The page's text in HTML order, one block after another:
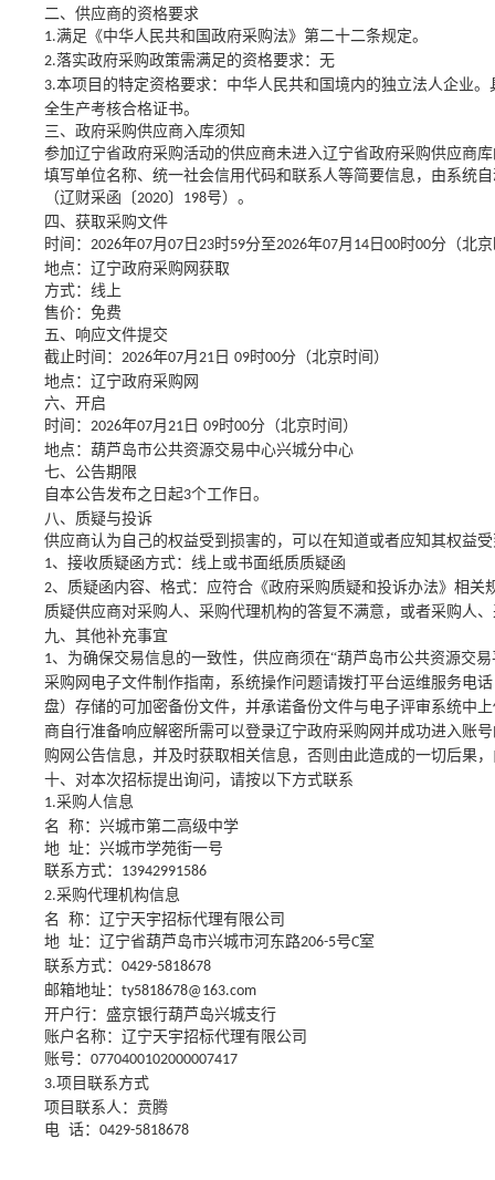
二、供应商的资格要求
1.满足《中华人民共和国政府采购法》第二十二条规定。
2.落实政府采购政策需满足的资格要求：无
3.本项目的特定资格要求：中华人民共和国境内的独立法人企业
全生产考核合格证书。
三、政府采购供应商入库须知
参加辽宁省政府采购活动的供应商未进入辽宁省政府采购供应商
填写单位名称、统一社会信用代码和联系人等简要信息，由系统
（辽财采函〔2020〕 198号）。
四、获取采购文件
时间： 2026年07月 07 日 23时59分至2026年07月 14 日 00时00分（北
地点：辽宁政府采购网获取
方式：线上
售价：免费
五、响应文件提交
截止时间： 2026年07月 21 日 09时00分（北京时间）
地点：辽宁政府采购网
六、开启
时间： 2026年07月 21 日 09时00分（北京时间）
地点：葫芦岛市公共资源交易中心兴城分中心
七、公告期限
自本公告发布之日起3个工作日。
八、质疑与投诉
供应商认为自己的权益受到损害的，可以在知道或者应知其权益
1、接收质疑函方式：线上或书面纸质质疑函
2、质疑函内容、格式：应符合《政府采购质疑和投诉办法》相
质疑供应商对采购人、采购代理机构的答复不满意，或者采购人
九、其他补充事宜
1、为确保交易信息的一致性，供应商须在“葫芦岛市公共资源交
采购网电子文件制作指南，系统操作问题请拨打平台运维服务电
盘）存储的可加密备份文件，并承诺备份文件与电子评审系统中
商自行准备响应解密所需可以登录辽宁政府采购网并成功进入账
购网公告信息，并及时获取相关信息，否则由此造成的一切后果
十、对本次招标提出询问，请按以下方式联系
1.采购人信息
名
称：兴城市第二高级中学
地 址：兴城市学苑街一号
联系方式： 13942991586
2.采购代理机构信息
名
称：辽宁天宇招标代理有限公司
地 址：辽宁省葫芦岛市兴城市河东路206-5号C室
联系方式： 0429-5818678
邮箱地址： ty5818678@163.com
开户行：盛京银行葫芦岛兴城支行
账户名称：辽宁天宇招标代理有限公司
账号： 0770400102000007417
3.项目联系方式
项目联系人：贲腾
电 话： 0429-5818678